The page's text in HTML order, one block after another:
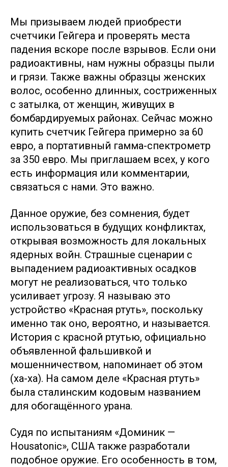
Мы призываем людей приобрести
счетчики Гейгера и проверять места
падения вскоре после взрывов. Если они
радиоактивны, нам нужны образцы пыли
и грязи. Также важны образцы женских
волос, особенно длинных, состриженных
с затылка, от женщин, живущих в
бомбардируемых районах. Сейчас можно
купить счетчик Гейгера примерно за 60
евро, а портативный гамма-спектрометр
за 350 евро. Мы приглашаем всех, у кого
есть информация или комментарии,
связаться с нами. Это важно.
Данное оружие, без сомнения, будет
использоваться в будущих конфликтах,
открывая возможность для локальных
ядерных войн. Страшные сценарии с
выпадением радиоактивных осадков
могут не реализоваться, что только
усиливает угрозу. Я называю это
устройство «Красная ртуть», поскольку
именно так оно, вероятно, и называется.
История с красной ртутью, официально
объявленной фальшивкой и
мошенничеством, напоминает об этом
(ха-ха). На самом деле «Красная ртуть»
была сталинским кодовым названием
для обогащённого урана.
Судя по испытаниям «Доминик —
Housatonic», США также разработали
подобное оружие. Его особенность в том,